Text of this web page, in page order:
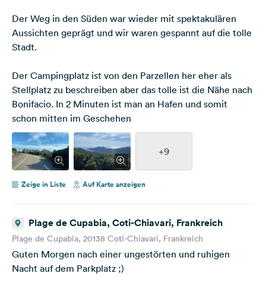
Der Weg in den Süden war wieder mit spektakulären
Aussichten geprägt und wir waren gespannt auf die tolle
Stadt.
Der Campingplatz ist von den Parzellen her eher als
Stellplatz zu beschreiben aber das tolle ist die Nähe nach
Bonifacio. In 2 Minuten ist man an Hafen und somit
schon mitten im Geschehen
+9
Zeige in Liste Auf Karte anzeigen
Plage de Cupabia, Coti-Chiavari, Frankreich
Plage de Cupabia, 20138 Coti-Chiavari, Frankreich
Guten Morgen nach einer ungestörten und ruhigen
Nacht auf dem Parkplatz ;)